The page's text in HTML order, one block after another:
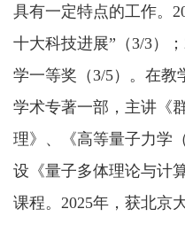
具有一定特点的工作。
十大科技进展”（3/3）
学一等奖（3/5）。在教
学术专著一部，主讲《
理》、《高等量子力学
设《量子多体理论与计
课程。2025年，获北京